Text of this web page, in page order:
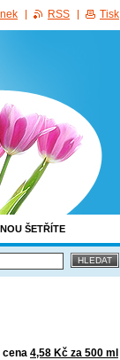
ŠETŘÍTE
cena 4,58 Kč za 500 ml
RSS Tisk